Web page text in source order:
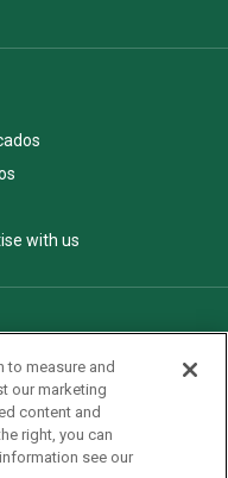
with us
to measure and
our marketing
content and
right, you can
see our